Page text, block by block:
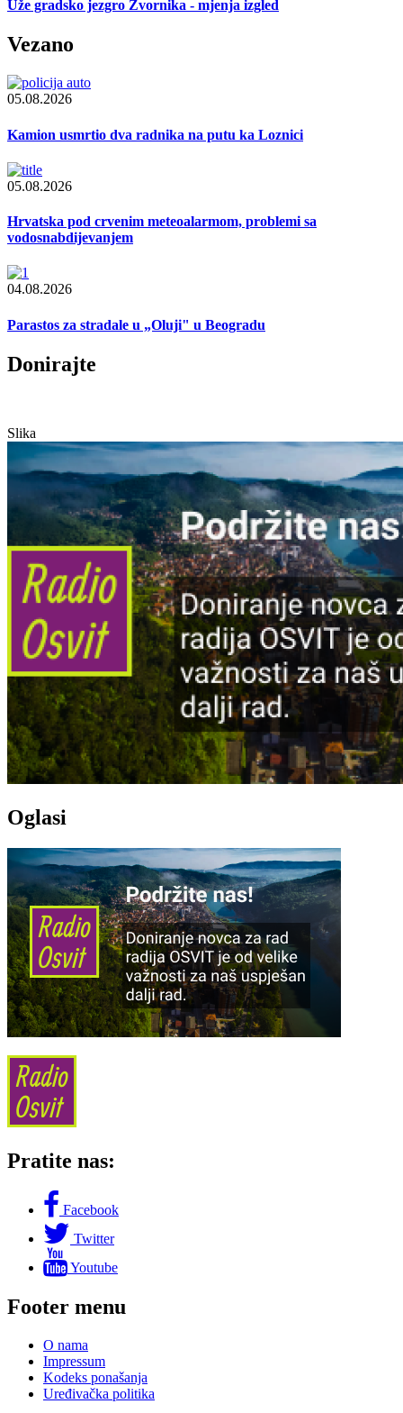
Uže gradsko jezgro Zvornika - mjenja izgled
Vezano
05.08.2026
Kamion usmrtio dva radnika na putu ka Loznici
05.08.2026
Hrvatska pod crvenim meteoalarmom, problemi sa
vodosnabdijevanjem
04.08.2026
Parastos za stradale u „Oluji" u Beogradu
Donirajte
Slika
Oglasi
Pratite nas:
Facebook
Twitter
Youtube
Footer menu
O nama
Impressum
Kodeks ponašanja
Uređivačka politika